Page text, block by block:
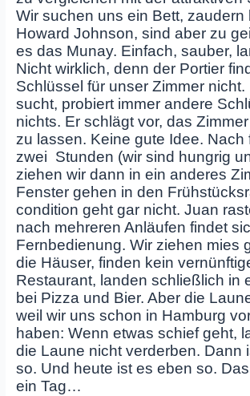
Wir suchen uns ein Bett, zaudern
Howard Johnson, sind aber zu
es das Munay. Einfach, sauber,
Nicht wirklich, denn der Portier
Schlüssel für unser Zimmer nicht.
sucht, probiert immer andere
nichts. Er schlägt vor, das
zu lassen. Keine gute Idee. Nach
zwei Stunden (wir sind hungrig
ziehen wir dann in ein anderes
Fenster gehen in den
condition geht gar nicht. Juan
nach mehreren Anläufen findet
Fernbedienung. Wir ziehen mies
die Häuser, finden kein
Restaurant, landen schließlich in
bei Pizza und Bier. Aber die
weil wir uns schon in Hamburg
haben: Wenn etwas schief geht,
die Laune nicht verderben. Dann
so. Und heute ist es eben so.
ein Tag…